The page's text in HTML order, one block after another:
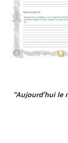
“Aujourd’hui